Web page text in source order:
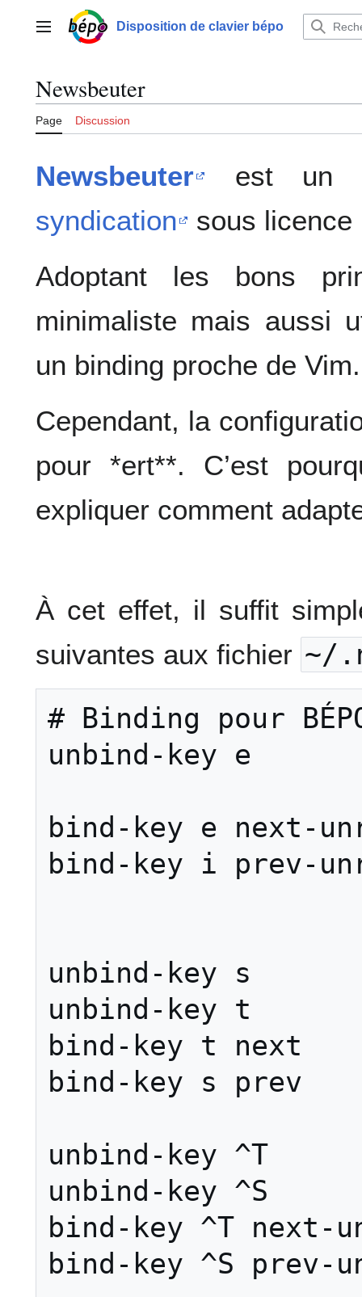
contenuMenu principalDisposition de clavier bépo
Newsbeuter
Page Discussion
Newsbeuter
est un
syndication
sous licence
Adoptant les bons
minimaliste mais aussi
un binding proche de Vim.
Cependant, la
pour *ert**. C’est
expliquer comment
À cet effet, il suffit
suivantes aux fichier ~/
# Binding pour
unbind-key e
bind-key e next-
bind-key i prev-
unbind-key s
unbind-key t
bind-key t next
bind-key s prev
unbind-key ^T
unbind-key ^S
bind-key ^T next-
bind-key ^S prev-